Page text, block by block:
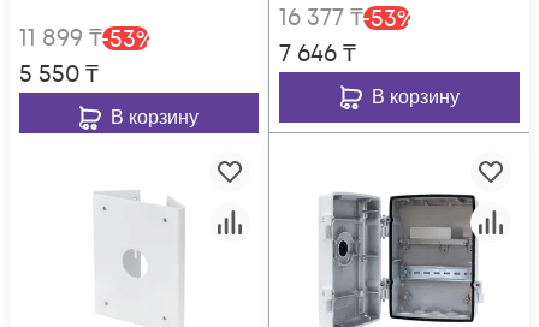
11 899 ₸-53%
5 550₸
В корзину
16 377₸-53%
7 646₸
В корзину